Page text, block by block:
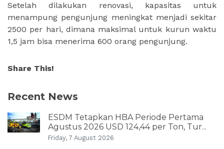
Setelah dilakukan renovasi, kapasitas untuk
menampung pengunjung meningkat menjadi sekitar
2500 per hari, dimana maksimal untuk kurun waktu
1,5 jam bisa menerima 600 orang pengunjung.
Share This!
Recent News
ESDM Tetapkan HBA Periode Pertama
Agustus 2026 USD 124,44 per Ton, Tur...
Friday, 7 August 2026